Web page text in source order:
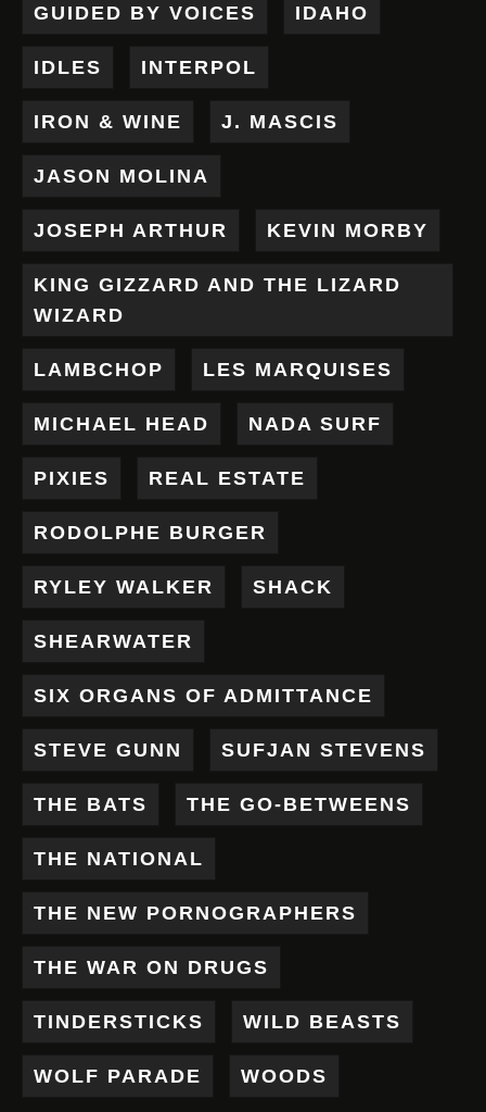
GUIDED BY VOICES IDAHO
IDLES INTERPOL
IRON & WINE J. MASCIS
JASON MOLINA
JOSEPH ARTHUR KEVIN MORBY
KING GIZZARD AND THE LIZARD
WIZARD
LAMBCHOP LES MARQUISES
MICHAEL HEAD NADA SURF
PIXIES REAL ESTATE
RODOLPHE BURGER
RYLEY WALKER SHACK
SHEARWATER
SIX ORGANS OF ADMITTANCE
STEVE GUNN SUFJAN STEVENS
THE BATS THE GO-BETWEENS
THE NATIONAL
THE NEW PORNOGRAPHERS
THE WAR ON DRUGS
TINDERSTICKS WILD BEASTS
WOLF PARADE WOODS